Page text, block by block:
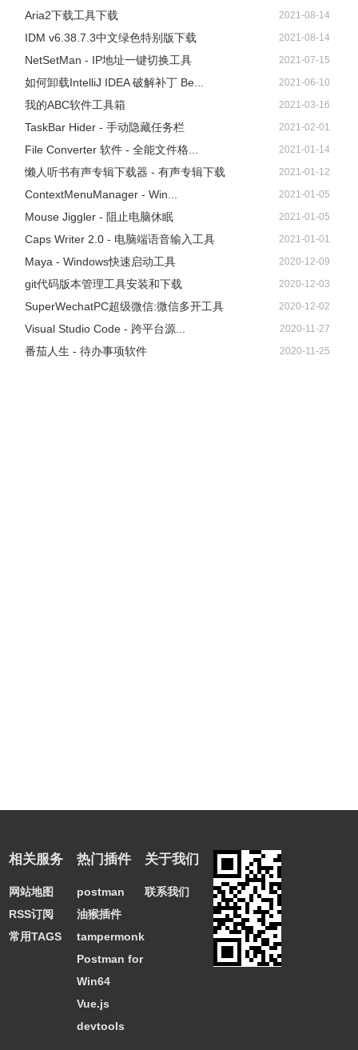
同时有前景边框、偏移边界、羽化半径等更精化抠出来的
图。
小结
这个软件还是挺方便，只要背景和要抠图色彩不是很相近，
Aria2下载工具下载 2021-08-14
IDM v6.38.7.3中文绿色特别版下载 2021-08-14
NetSetMan - IP地址一键切换工具 2021-07-15
如何卸载IntelliJ IDEA 破解补丁 Be... 2021-06-10
我的ABC软件工具箱 2021-03-16
TaskBar Hider - 手动隐藏任务栏 2021-02-01
File Converter 软件 - 全能文件格... 2021-01-14
懒人听书有声专辑下载器 - 有声专辑下载 2021-01-12
ContextMenuManager - Win... 2021-01-05
Mouse Jiggler - 阻止电脑休眠 2021-01-05
Caps Writer 2.0 - 电脑端语音输入工具 2021-01-01
Maya - Windows快速启动工具 2020-12-09
git代码版本管理工具安装和下载 2020-12-03
SuperWechatPC超级微信:微信多开工具 2020-12-02
Visual Studio Code - 跨平台源... 2020-11-27
番茄人生 - 待办事项软件 2020-11-25
相关服务
网站地图
RSS订阅
常用TAGS
热门插件
postman
油猴插件
tampermonkey
Postman for
Win64
Vue.js
devtools
关于我们
联系我们